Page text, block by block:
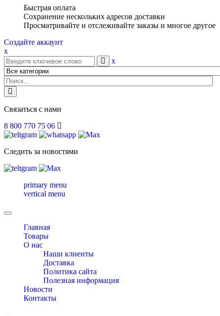
Быстрая оплата
Сохранение нескольких адресов доставки
Просматривайте и отслеживайте заказы и многое другое
Создайте аккаунт
x
x
Связаться с нами
8 800 770 75 06
Следить за новостями
primary menu
vertical menu
Toggle
navigationГлавная
Товары
О нас
Наши клиенты
Доставка
Политика сайта
Полезная информация
Новости
Контакты